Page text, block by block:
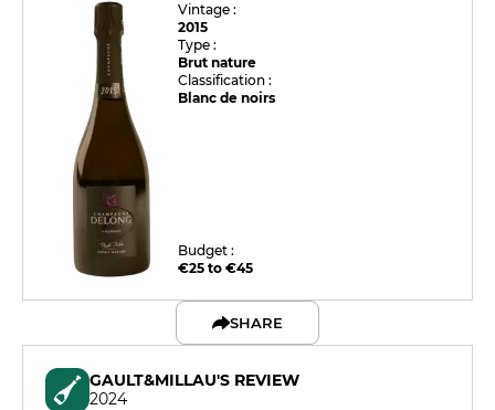
Vintage :
2015
Type :
Brut nature
Classification :
Blanc de noirs
Budget :
€25 to €45
SHARE
GAULT&MILLAU'S REVIEW
2024